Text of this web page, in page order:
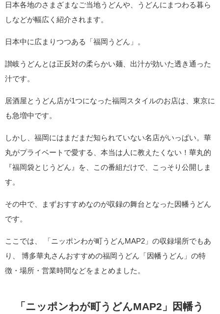
日本各地のさまざまなご当地うどんや、うどんにまつわる暮ら
しなどが幅広く紹介されます。
日本中に広まりつつある「福岡うどん」。
讃岐うどんとは正反対の柔らかい麺、出汁が効いた透き通った
汁です。
居酒屋とうどん店が1つになった福岡スタイルのお店は、東京に
も急増中です。
しかし、福岡にはまだまだ知られていない名店がいっぱい。華
丸がプライベートで愛する、本当は人に教えたくない！華丸的
『福岡袋とじうどん』を、この番組だけで、こっそり公開しま
す。
その中で、まずおすすめなのが収録の舞台となった因幡うどん
です。
ここでは、 「ニッポンわが町うどんMAP2」の収録場所でもあ
り、 博多華丸さんおすすめの福岡うどん「因幡うどん」の特
徴・場所・営業時間などをまとめました。
「ニッポンわが町うどんMAP2」因幡う